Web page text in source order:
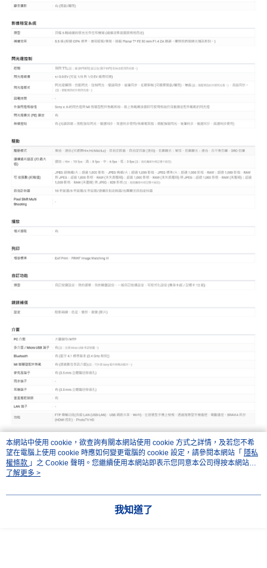
本網站中使用 cookie，欲查詢有關本網站使用 cookie 方式之詳情，及若您不希
望在電腦上使用 cookie 時應如何變更電腦的 cookie 設定，請參閱本網站「 隱私
權條款 」之 Cookie 聲明。您繼續使用本網站即表示您同意本公司得按本網站使
用條款之 Cookie 聲明使用 cookie。
了解更多 >
我知道了